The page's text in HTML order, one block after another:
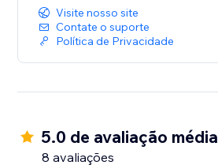
Visite nosso site
Contate o suporte
Política de Privacidade
5.0 de avaliação média
8 avaliações